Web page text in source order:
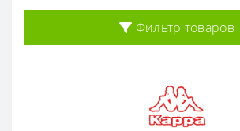
Фильтр товаров